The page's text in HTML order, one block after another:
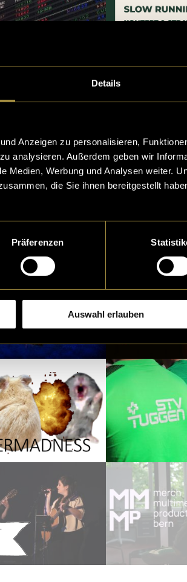
Details
Anzeigen zu personalisieren,
analysieren. Außerdem geben wir
Medien, Werbung und Analysen weiter.
die Sie ihnen bereitgestellt
Präferenzen
Auswahl erlauben